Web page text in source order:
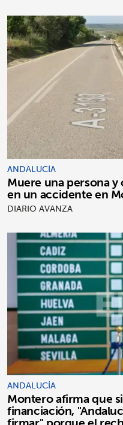
ANDALUCÍA
Muere una persona
en un accidente en
DIARIO AVANZA
ANDALUCÍA
Montero afirma que
financiación,